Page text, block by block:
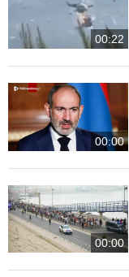
00:22
00:00
00:00